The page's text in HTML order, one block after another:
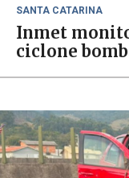
SANTA CATARINA
Inmet
ciclone